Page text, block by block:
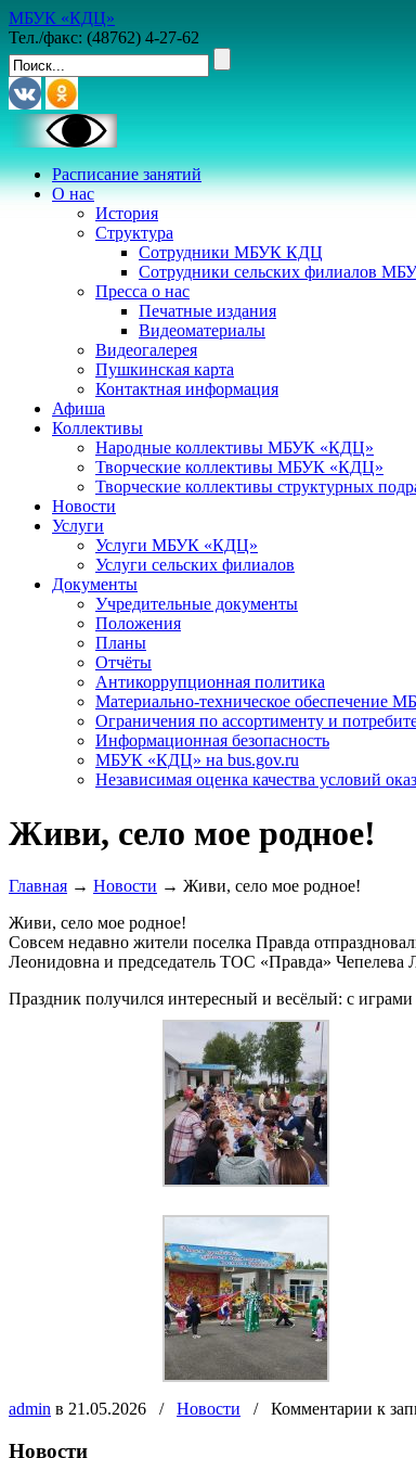
МБУК «КДЦ»
Тел./факс: (48762) 4-27-62
Расписание занятий
О нас
История
Структура
Сотрудники МБУК КДЦ
Сотрудники сельских филиалов
Пресса о нас
Печатные издания
Видеоматериалы
Видеогалерея
Пушкинская карта
Контактная информация
Афиша
Коллективы
Народные коллективы МБУК «КДЦ»
Творческие коллективы МБУК «КДЦ»
Творческие коллективы структурных
Новости
Услуги
Услуги МБУК «КДЦ»
Услуги сельских филиалов
Документы
Учредительные документы
Положения
Планы
Отчёты
Антикоррупционная политика
Материально-техническое обеспечение
Ограничения по ассортименту и
Информационная безопасность
МБУК «КДЦ» на bus.gov.ru
Независимая оценка качества условий
Живи, село мое родное!
Главная → Новости → Живи, село мое родное!
Живи, село мое родное!
Совсем недавно жители поселка Правда
Леонидовна и председатель ТОС «Правда» Чепелева
Праздник получился интересный и весёлый: с
admin в 21.05.2026 / Новости / Комментарии к
Новости